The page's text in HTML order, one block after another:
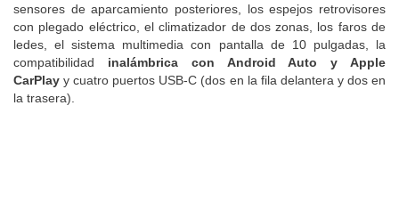
sensores de aparcamiento posteriores, los espejos retrovisores
con plegado eléctrico, el climatizador de dos zonas, los faros de
ledes, el sistema multimedia con pantalla de 10 pulgadas, la
compatibilidad inalámbrica con Android Auto y Apple
CarPlay y cuatro puertos USB-C (dos en la fila delantera y dos en
la trasera).